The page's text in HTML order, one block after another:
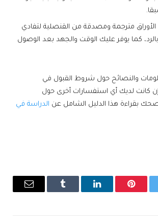
مترجمة ومصدقة من القنصلية لتفادي
كما يوفر عليك الوقت والجهد بعد الوصول
والنصائح حول شروط القبول في
وإن كانت لديك أي استفسارات أخرى حول
بقراءة هذا الدليل الشامل عن الدراسة في
بينتيريستلينكدإن Tumblr
البريد